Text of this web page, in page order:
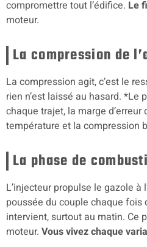
compromettre tout l’édifice. Le
moteur.
La compression de
La compression agit, c’est le
rien n’est laissé au hasard.
chaque trajet, la marge
température et la compression
La phase de
L’injecteur propulse le gazole à
poussée du couple chaque fois
intervient, surtout au matin. Ce
moteur. Vous vivez chaque